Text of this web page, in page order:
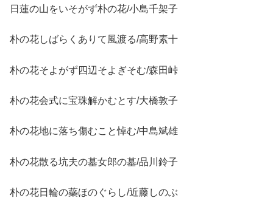
日蓮の山をいそがず朴の花/小島千架子
朴の花しばらくありて風渡る/高野素十
朴の花そよがず四辺そよぎそむ/森田峠
朴の花会式に宝珠解かむとす/大橋敦子
朴の花地に落ち傷むこと悼む/中島斌雄
朴の花散る坑夫の墓女郎の墓/品川鈴子
朴の花日輪の蘂ほのぐらし/近藤しのぶ